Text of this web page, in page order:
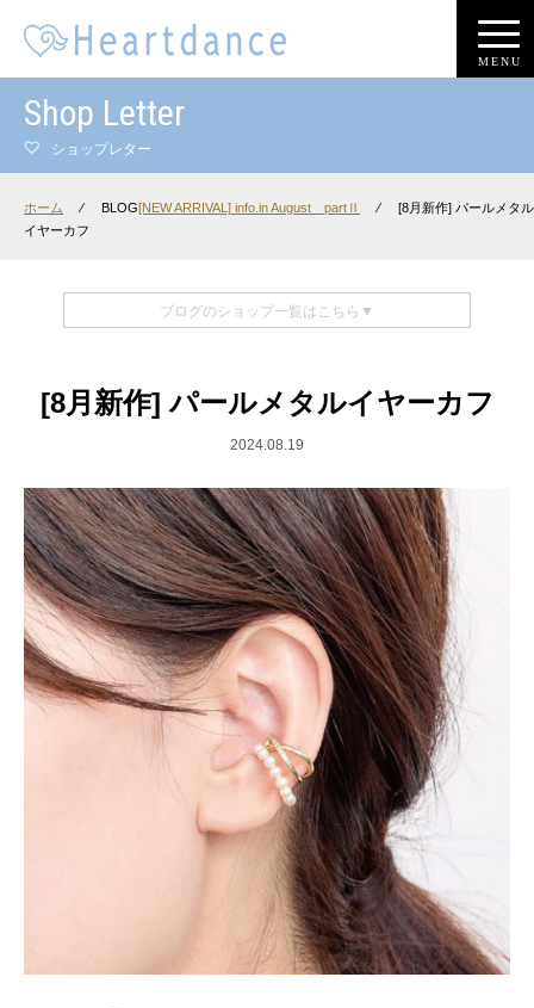
MENU
Shop Letter
ショップレター
ホーム ⁄ BLOG[NEW ARRIVAL] info.in August partⅡ ⁄
[8月新作] パールメタル
イヤーカフ
ブログのショップ一覧はこちら▼
[8月新作] パールメタルイヤーカフ
2024.08.19